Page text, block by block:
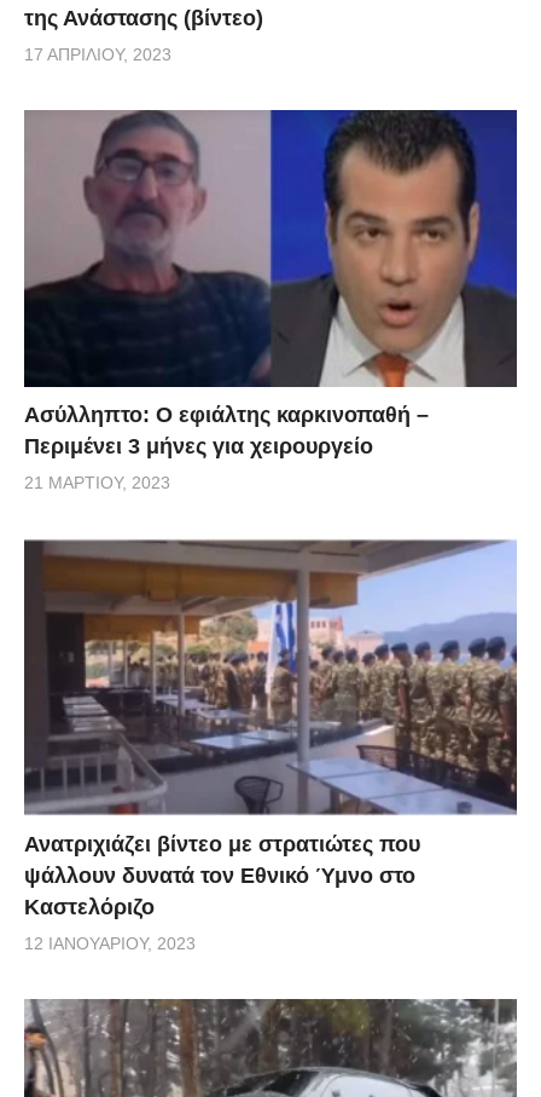
της Ανάστασης (βίντεο)
17 ΑΠΡΙΛΊΟΥ, 2023
Ασύλληπτο: Ο εφιάλτης καρκινοπαθή –
Περιμένει 3 μήνες για χειρουργείο
21 ΜΑΡΤΊΟΥ, 2023
Ανατριχιάζει βίντεο με στρατιώτες που
ψάλλουν δυνατά τον Εθνικό Ύμνο στο
Καστελόριζο
12 ΙΑΝΟΥΑΡΊΟΥ, 2023